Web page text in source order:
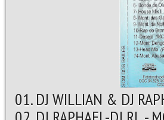
01. DJ WILLIAN & DJ